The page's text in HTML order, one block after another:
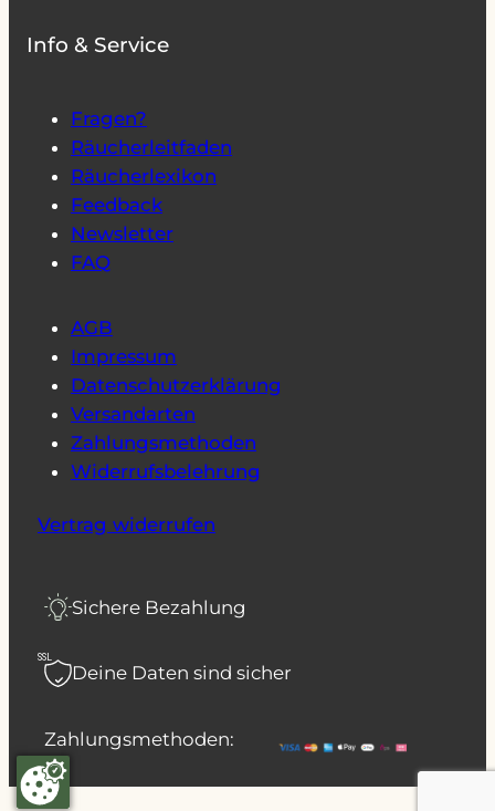
Info & Service
Fragen?
Räucherleitfaden
Räucherlexikon
Feedback
Newsletter
FAQ
AGB
Impressum
Datenschutzerklärung
Versandarten
Zahlungsmethoden
Widerrufsbelehrung
Vertrag widerrufen
Sichere Bezahlung
SSL
Deine Daten sind sicher
Zahlungsmethoden: